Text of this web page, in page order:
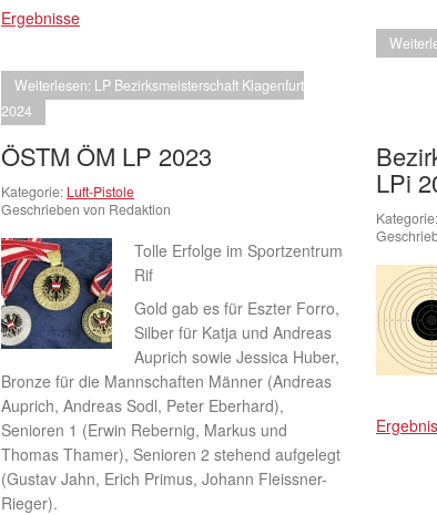
Ergebnisse
Weiterlesen: LP Bezirksmeisterschaft Klagenfurt
2024
ÖSTM ÖM LP 2023
Kategorie: Luft-Pistole
Geschrieben von Redaktion
Tolle Erfolge im Sportzentrum
Rif
Gold gab es für Eszter Forro,
Silber für Katja und Andreas
Auprich sowie Jessica Huber,
Bronze für die Mannschaften Männer (Andreas
Auprich, Andreas Sodl, Peter Eberhard),
Senioren 1 (Erwin Rebernig, Markus und
Thomas Thamer), Senioren 2 stehend aufgelegt
(Gustav Jahn, Erich Primus, Johann Fleissner-
Rieger).
LPi
Kategorie: